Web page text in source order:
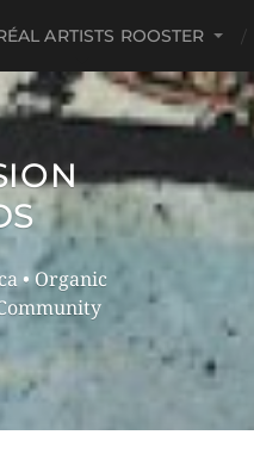
ARTISTS ROOSTER
• Organic